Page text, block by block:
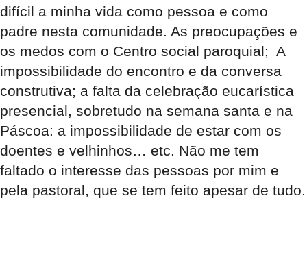
difícil a minha vida como pessoa e como
padre nesta comunidade. As preocupações e
os medos com o Centro social paroquial; A
impossibilidade do encontro e da conversa
construtiva; a falta da celebração eucarística
presencial, sobretudo na semana santa e na
Páscoa: a impossibilidade de estar com os
doentes e velhinhos… etc. Não me tem
faltado o interesse das pessoas por mim e
pela pastoral, que se tem feito apesar de tudo.